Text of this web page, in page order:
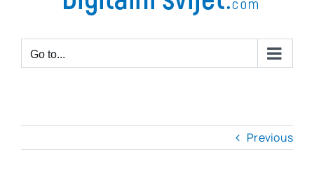
Go to...
Previous